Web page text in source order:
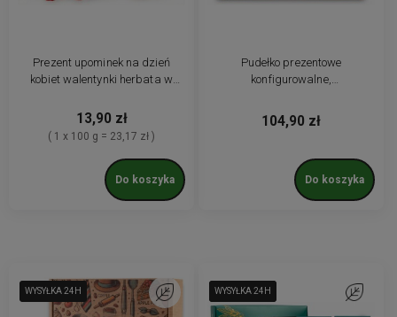
Prezent upominek na dzień
kobiet walentynki herbata w
13,90 zł
( 1 x 100 g = 23,17 zł )
Do koszyka
Pudełko prezentowe
konfigurowalne,
firm, kosz prezentowy z kawą i
herbatą
104,90 zł
Do koszyka
WYSYŁKA 24H
WYSYŁKA 24H Do ulubionychWYSYŁKA 24H
WYSYŁKA 24H
WYSYŁKA 24H Do